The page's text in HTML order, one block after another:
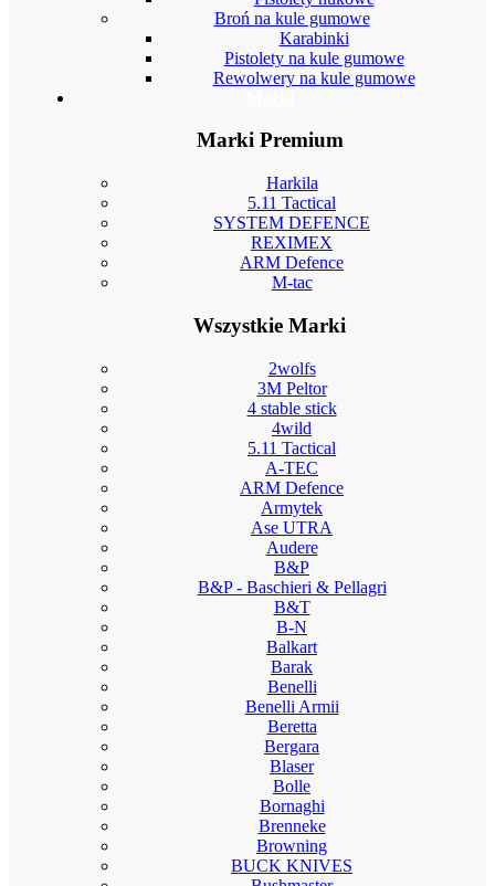
Broń na kule gumowe
Karabinki
Pistolety na kule gumowe
Rewolwery na kule gumowe
Marki Premium
Harkila
5.11 Tactical
SYSTEM DEFENCE
REXIMEX
ARM Defence
M-tac
Wszystkie Marki
2wolfs
3M Peltor
4 stable stick
4wild
5.11 Tactical
A-TEC
ARM Defence
Armytek
Ase UTRA
Audere
B&P
B&P - Baschieri & Pellagri
B&T
B-N
Balkart
Barak
Benelli
Benelli Armii
Beretta
Bergara
Blaser
Bolle
Bornaghi
Brenneke
Browning
BUCK KNIVES